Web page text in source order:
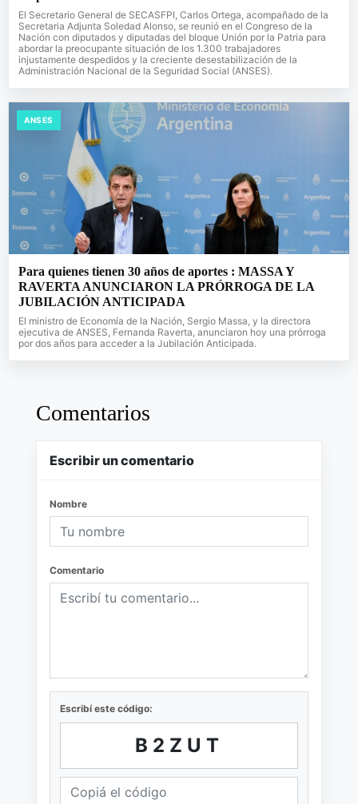
El Secretario General de SECASFPI, Carlos Ortega, acompañado de la
Secretaria Adjunta Soledad Alonso, se reunió en el Congreso de la
Nación con diputados y diputadas del bloque Unión por la Patria para
abordar la preocupante situación de los 1.300 trabajadores
injustamente despedidos y la creciente desestabilización de la
Administración Nacional de la Seguridad Social (ANSES).
ANSES
Para quienes tienen 30 años de aportes : MASSA Y
RAVERTA ANUNCIARON LA PRÓRROGA DE LA
JUBILACIÓN ANTICIPADA
El ministro de Economía de la Nación, Sergio Massa, y la directora
ejecutiva de ANSES, Fernanda Raverta, anunciaron hoy una prórroga
por dos años para acceder a la Jubilación Anticipada.
Comentarios
Escribir un comentario
Nombre
Comentario
Escribí este código:
B2ZUT